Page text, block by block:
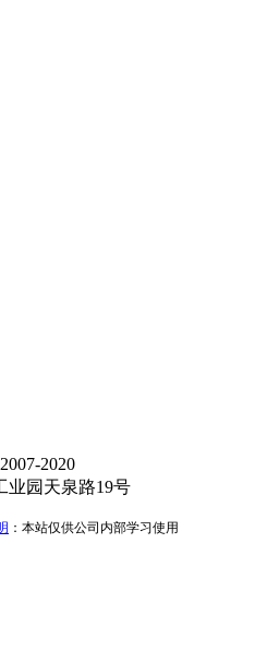
2020
业园天泉路19号
：本站仅供公司内部学习使用